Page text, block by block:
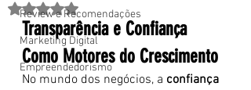
Review e Recomendações
Marketing Digital
Empreendedorismo
Avaliado com NaN de 5 estrelas.
Transparência e Confiança
Como Motores do Crescimento
No mundo dos negócios, a confiança